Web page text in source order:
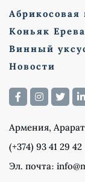
Абрикосовая
Коньяк
Винный
Новости
Армения,
(+374) 93 41 29 42
Эл. почта։